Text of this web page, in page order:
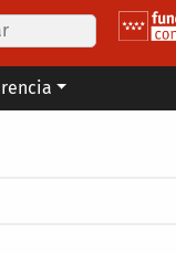
Search